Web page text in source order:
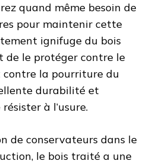
quand même besoin de
pour maintenir cette
ignifuge du bois
de le protéger contre le
la pourriture du
durabilité et
à l’usure.
de conservateurs dans le
le bois traité a une